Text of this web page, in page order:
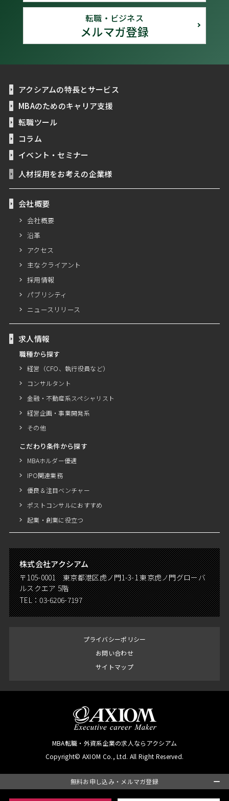
無料お申し込み・メルマガ登録
転職・ビジネス
メルマガ登録
アクシアムの特長とサービス
MBAのためのキャリア支援
転職ツール
コラム
イベント・セミナー
人材採用をお考えの企業様
会社概要
会社概要
沿革
アクセス
主なクライアント
採用情報
パブリシティ
ニュースリリース
求人情報
職種から探す
経営（CFO、執行役員など）
コンサルタント
金融・不動産系スペシャリスト
経営企画・事業開発系
その他
こだわり条件から探す
MBAホルダー優遇
IPO関連業務
優良＆注目ベンチャー
ポストコンサルにおすすめ
起業・創業に役立つ
株式会社アクシアム
〒105-0001 東京都港区虎ノ門1-3-1 東京虎ノ門グローバ
ルスクエア 5階
TEL：03-6206-7197
プライバシーポリシー
お問い合わせ
サイトマップ
MBA転職・外資系企業の求人ならアクシアム
Copyright© AXIOM Co., Ltd. All Right Reserved.